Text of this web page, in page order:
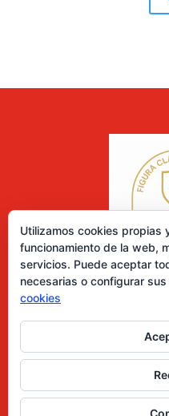
0
Desarrollado por
Utilizamos cookies propias
funcionamiento de la web,
servicios. Puede aceptar
necesarias o configurar
cookies